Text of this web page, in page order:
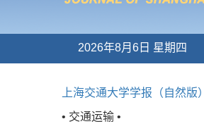
2026年8月6日 星期四
上海交通大学学报（自然版）
• 交通运输 •